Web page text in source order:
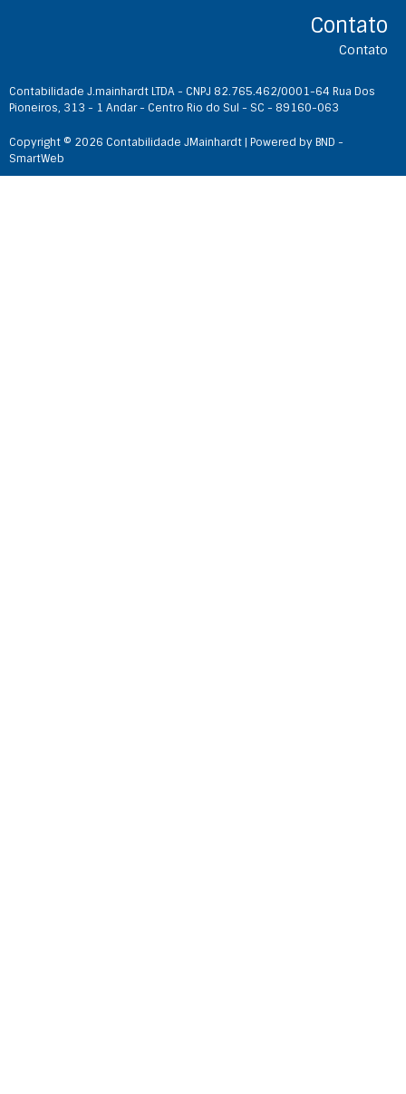
Contato
Contato
Contabilidade J.mainhardt LTDA - CNPJ 82.765.462/0001-64 Rua Dos
Pioneiros, 313 - 1 Andar - Centro Rio do Sul - SC - 89160-063
Copyright © 2026 Contabilidade JMainhardt | Powered by BND -
SmartWeb